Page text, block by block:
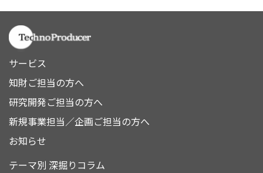
サービス
知財ご担当の方へ
研究開発ご担当の方へ
新規事業担当／企画ご担当の方へ
お知らせ
テーマ別 深掘りコラム